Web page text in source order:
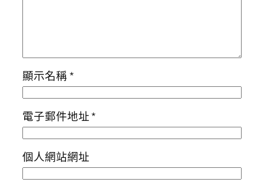
顯示名稱*
電子郵件地址*
個人網站網址